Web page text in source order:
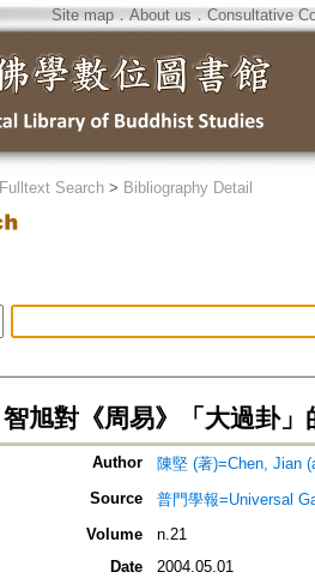
Site map．About us ． Consultative
Fulltext Search > Bibliography Detail
智旭對《周易》「大過卦」
Author
陳堅 (著)=Chen, Jian
Source
普門學報=Universal
Volume
n.21
Date
2004.05.01